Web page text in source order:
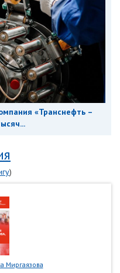
«Транснефть –
)
Миргаязова